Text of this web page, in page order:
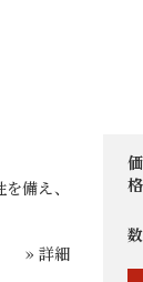
備え、
» 詳細
価
格